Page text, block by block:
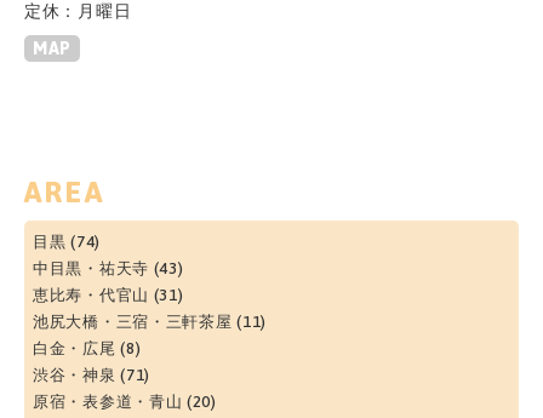
定休：月曜日
MAP
AREA
目黒 (74)
中目黒・祐天寺 (43)
恵比寿・代官山 (31)
池尻大橋・三宿・三軒茶屋 (11)
白金・広尾 (8)
渋谷・神泉 (71)
原宿・表参道・青山 (20)